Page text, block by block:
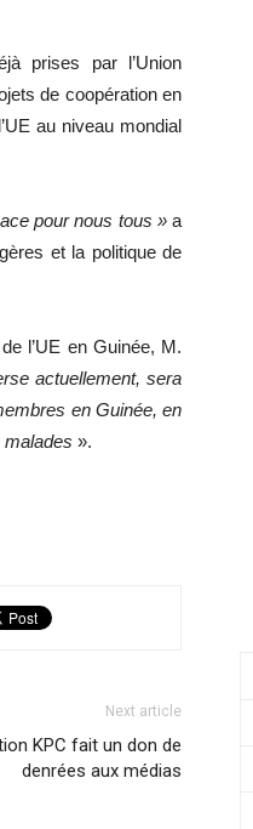
prises par l’Union
de coopération en
au niveau mondial
pour nous tous »a
et la politique de
l’UE en Guinée, M.
actuellement, sera
en Guinée, en
malades ».
Next article
KPC fait un don de
denrées aux médias